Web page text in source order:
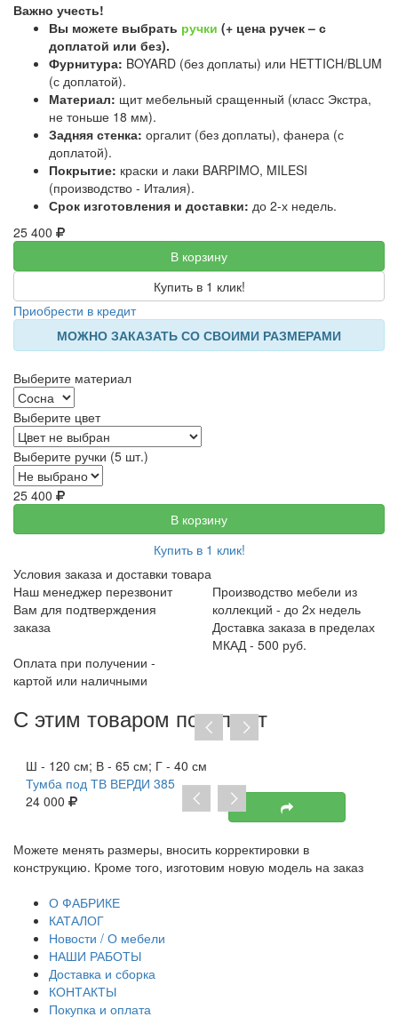
Важно учесть!
Вы можете выбрать ручки (+ цена ручек – с
доплатой или без).
Фурнитура: BOYARD (без доплаты) или HETTICH/BLUM
(с доплатой).
Материал: щит мебельный сращенный (класс Экстра,
не тоньше 18 мм).
Задняя стенка: оргалит (без доплаты), фанера (с
доплатой).
Покрытие: краски и лаки BARPIMO, MILESI
(производство - Италия).
Срок изготовления и доставки: до 2-х недель.
25 400
В корзину
Купить в 1 клик!
Приобрести в кредит
МОЖНО ЗАКАЗАТЬ СО СВОИМИ РАЗМЕРАМИ
Выберите материал
Выберите цвет
Выберите ручки (5 шт.)
25 400
В корзину
Купить в 1 клик!
Условия заказа и доставки товара
Наш менеджер перезвонит
Вам для подтверждения
заказа
Производство мебели из
коллекций - до 2х недель
Доставка заказа в пределах
МКАД - 500 руб.
Оплата при получении -
картой или наличными
С этим товаром покупают
Ш - 120 см; В - 65 см; Г - 40 см
Тумба под ТВ ВЕРДИ 385
24 000
корректировки в
новую модель на заказ
При отсутствии предоплаты
договор на изготовление. От
О ФАБРИКЕ
КАТАЛОГ
Новости / О мебели
НАШИ РАБОТЫ
Доставка и сборка
КОНТАКТЫ
Покупка и оплата